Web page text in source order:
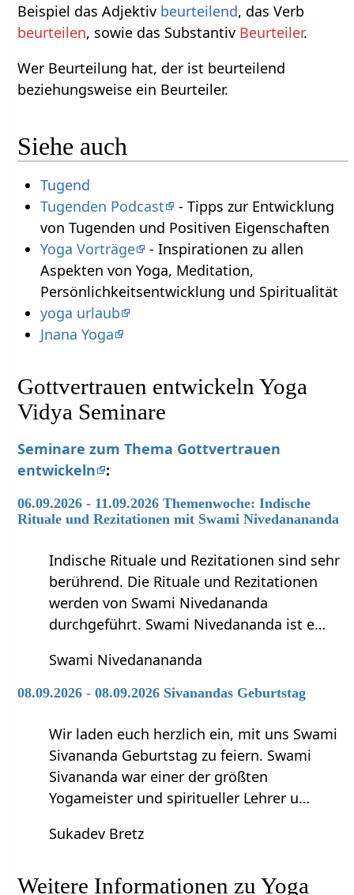
Beispiel das Adjektiv beurteilend, das Verb
beurteilen, sowie das Substantiv Beurteiler.
Wer Beurteilung hat, der ist beurteilend
beziehungsweise ein Beurteiler.
Siehe auch
Tugend
Tugenden Podcast
- Tipps zur Entwicklung
von Tugenden und Positiven Eigenschaften
Yoga Vorträge
- Inspirationen zu allen
Aspekten von Yoga, Meditation,
Persönlichkeitsentwicklung und Spiritualität
yoga urlaub
Jnana Yoga
Gottvertrauen entwickeln Yoga
Vidya Seminare
Seminare zum Thema Gottvertrauen
entwickeln
:
06.09.2026 - 11.09.2026 Themenwoche: Indische
Rituale und Rezitationen mit Swami Nivedanananda
Indische Rituale und Rezitationen sind sehr
berührend. Die Rituale und Rezitationen
werden von Swami Nivedananda
durchgeführt. Swami Nivedananda ist e…
Swami Nivedanananda
08.09.2026 - 08.09.2026 Sivanandas Geburtstag
Wir laden euch herzlich ein, mit uns Swami
Sivananda Geburtstag zu feiern. Swami
Sivananda war einer der größten
Yogameister und spiritueller Lehrer u…
Sukadev Bretz
Weitere Informationen zu Yoga